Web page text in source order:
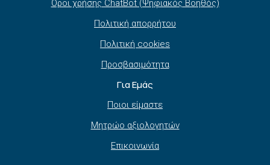
Όροι χρήσης ChatBot (Ψηφιακός Βοηθός)
Πολιτική απορρήτου
Πολιτική cookies
Προσβασιμότητα
Για Εμάς
Ποιοι είμαστε
Μητρώο αξιολογητών
Επικοινωνία